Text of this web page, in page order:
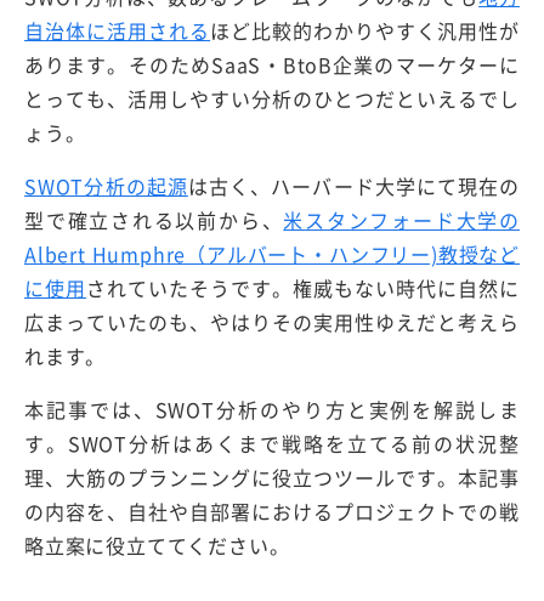
自治体に活用される ほど比較的わかりやすく汎用性が
あります。そのためSaaS・BtoB企業のマーケターに
とっても、活用しやすい分析のひとつだといえるでし
ょう。
SWOT分析の起源は古く、ハーバード大学にて現在の
型で確立される以前から、 米スタンフォード 大学の
Albert Humphre（アルバート・ハンフリー)教授など
に使用されていたそうです。権威もない時代に自然に
広まっていたのも、やはりその実用性ゆえだと考えら
れます。
本記事では、SWOT分析のやり方と実例を解説しま
す。SWOT分析はあくまで戦略を立てる前の状況整
理、大筋のプランニングに役立つツールです。本記事
の内容を、自社や自部署におけるプロジェクトでの戦
略立案に役立ててください。